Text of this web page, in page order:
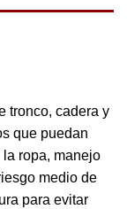
tronco, cadera y
que puedan
ropa, manejo
medio de
para evitar